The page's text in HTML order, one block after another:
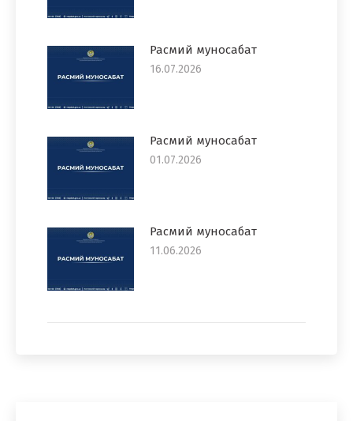
Расмий муносабат
16.07.2026
Расмий муносабат
01.07.2026
Расмий муносабат
11.06.2026